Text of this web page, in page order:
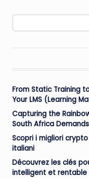
From Static Training
Your LMS (Learning
Capturing the
South Africa
Scopri i migliori
italiani
Découvrez les clés
intelligent et rentable